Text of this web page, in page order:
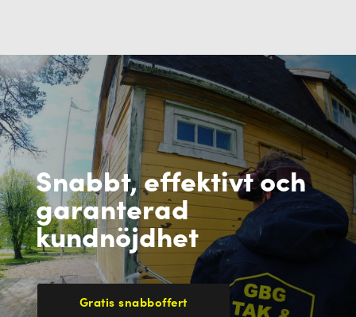
Snabbt, effektivt och
garanterad
kundnöjdhet
Gratis snabboffert